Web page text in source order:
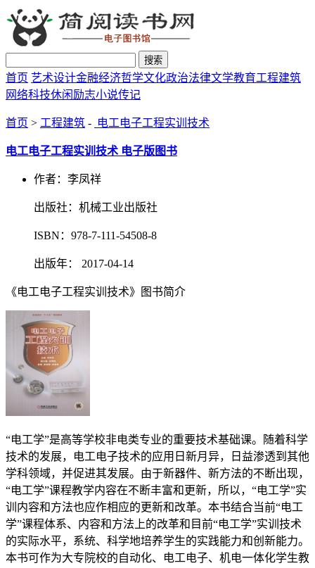
搜索
首页 艺术设计金融经济哲学文化政治法律文学教育工程建筑
网络科技休闲励志小说传记
首页 > 工程建筑 - 电工电子工程实训技术
电工电子工程实训技术 电子版图书
作者：李凤祥
出版社：机械工业出版社
ISBN：978-7-111-54508-8
出版年： 2017-04-14
《电工电子工程实训技术》图书简介
“电工学”是高等学校非电类专业的重要技术基础课。随着科学
技术的发展，电工电子技术的应用日新月异，日益渗透到其他
学科领域，并促进其发展。由于新器件、新方法的不断出现，
“电工学”课程教学内容在不断丰富和更新，所以，“电工学”实
训内容和方法也应作相应的更新和改革。本书结合当前“电工
学”课程体系、内容和方法上的改革和目前“电工学”实训技术
的实际水平，系统、科学地培养学生的实践能力和创新能力。
本书可作为大专院校的自动化、电工电子、机电一体化学生教